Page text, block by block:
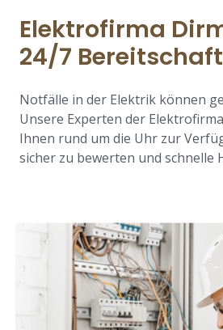
Elektrofirma
24/7 Bereitschaft
Notfälle in der Elektrik können
Unsere Experten der
Ihnen rund um die Uhr zur
sicher zu bewerten und schnelle